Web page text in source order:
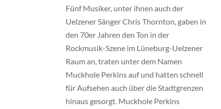
Fünf Musiker, unter ihnen auch der
Uelzener Sänger Chris Thornton, gaben in
den 70er Jahren den Ton in der
Rockmusik-Szene im Lüneburg-Uelzener
Raum an, traten unter dem Namen
Muckhole Perkins auf und hatten schnell
für Aufsehen auch über die Stadtgrenzen
hinaus gesorgt. Muckhole Perkins